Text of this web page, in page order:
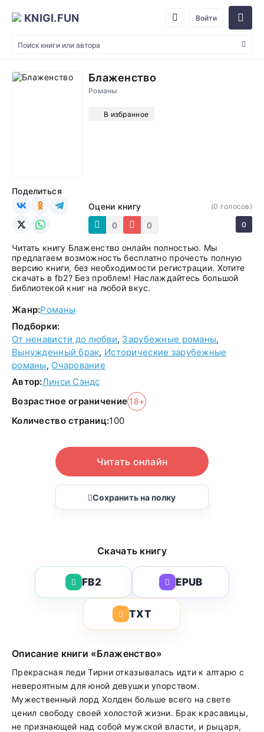
KNIGI.FUN Войти
Блаженство
Романы
В избранное
Оцени книгу
0
0
(0 голосов)
0
Поделиться
Читать книгу Блаженство онлайн полностью. Мы
предлагаем возможность бесплатно прочесть полную
версию книги, без необходимости регистрации. Хотите
скачать в fb2? Без проблем! Наслаждайтесь большой
библиотекой книг на любой вкус.
Жанр:Романы
Подборки:
От ненависти до любви, Зарубежные романы,
Вынужденный брак, Исторические зарубежные
романы, Очарование
Автор:Линси Сэндс
Возрастное ограничение 18+
Количество страниц:100
Читать онлайн
Сохранить на полку
Скачать книгу
FB2 EPUB
TXT
Описание книги «Блаженство»
Прекрасная леди Тирни отказывалась идти к алтарю с
невероятным для юной девушки упорством.
Мужественный лорд Холден больше всего на свете
ценил свободу своей холостой жизни. Брак красавицы,
не признающей над собой мужской власти, и рыцаря,